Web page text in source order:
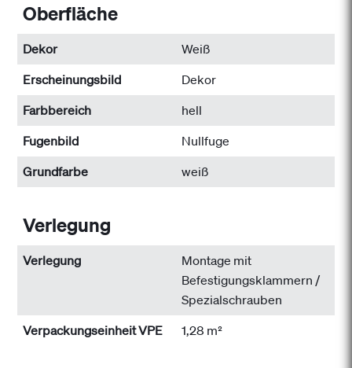
Oberfläche
Dekor
Weiß
Erscheinungsbild
Dekor
Farbbereich
hell
Fugenbild
Nullfuge
Grundfarbe
weiß
Verlegung
Verlegung
Montage mit
Befestigungsklammern /
Spezialschrauben
Verpackungseinheit VPE
1,28 m²